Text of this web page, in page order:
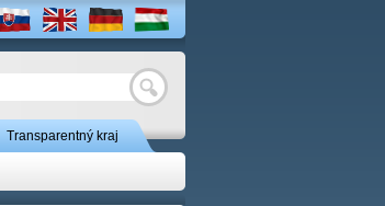
Hľadať
Transparentný kraj